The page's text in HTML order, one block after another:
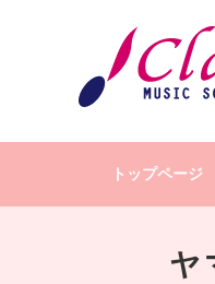
トップページ
ヤ